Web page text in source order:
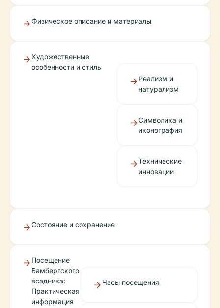
Физическое описание и материалы
Художественные
особенности и стиль
Реализм и
натурализм
Символика и
иконография
Технические
инновации
Состояние и сохранение
Посещение
Бамбергского
всадника:
Практическая
информация
Часы посещения